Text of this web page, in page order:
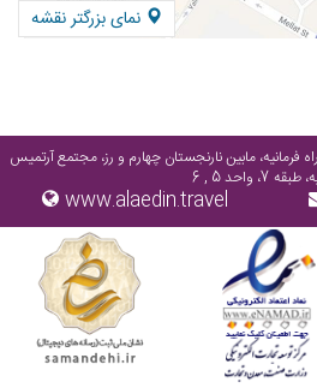
نمای بزرگتر نقشه
فرمانیه، مابین نارنجستان چهارم و رز، مجتمع آرتمیس
7، واحد 5 , 6
www.alaedin.travel